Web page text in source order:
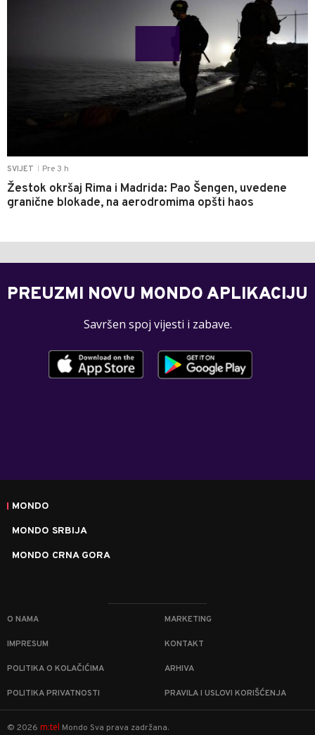
SVIJET Pre 3 h
Žestok okršaj Rima i Madrida: Pao Šengen, uvedene
granične blokade, na aerodromima opšti haos
PREUZMI NOVU MONDO APLIKACIJU
Savršen spoj vijesti i zabave.
MONDO
MONDO SRBIJA
MONDO CRNA GORA
O NAMA MARKETING
IMPRESUM KONTAKT
POLITIKA O KOLAČIĆIMA ARHIVA
POLITIKA PRIVATNOSTI PRAVILA I USLOVI KORIŠĆENJA
© 2026 m:tel Mondo Sva prava zadržana.